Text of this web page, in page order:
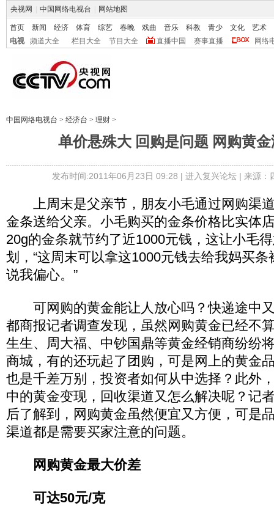
央视网 中国网络电视台 网站地图
首页 新闻 经济 体育 综艺 春晚 戏曲 音乐 科教 青少 文化
艺术
电视
频道大全 栏目大全 节目大全 直播中国 赛事直播 网络
中国网络电视台 > 经济台 > 理财 >
单价悬殊大 回购是问题 网购黄
发布时间:2011年06月23日 09:28 | 进入复兴论坛 | 来源：
上周末是父亲节，朋友小毛通过网购渠
金条送给父亲。小毛购买的金条价格比实体
20g的金条就节约了近1000元钱，这让小毛
划，“这周末可以拿这1000元钱去给我妈买
说我偏心。”
可网购的黄金能让人放心吗？快递途中
都商报记者调查发现，虽然网购黄金已经不
生生、周大福、中钞国鼎等黄金经销商纷纷
商城，有的还玩起了团购，可是网上的黄金
也是千差万别，投资者如何从中选择？此外
中的黄金变现，回收渠道又怎么解决呢？记
后了解到，网购黄金虽然便宜又方便，可是
渠道都是需要买家注意的问题。
网购黄金最大价差
可达50元/克